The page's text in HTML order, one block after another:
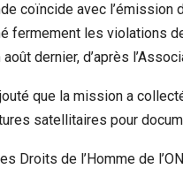
coïncide avec l’émission
fermement les violations
dernier, d’après
que la mission a
satellitaires pour
Droits de l’Homme de